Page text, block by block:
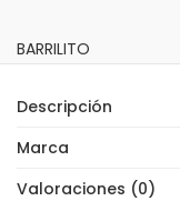
BARRILITO
Descripción
Marca
Valoraciones (0)